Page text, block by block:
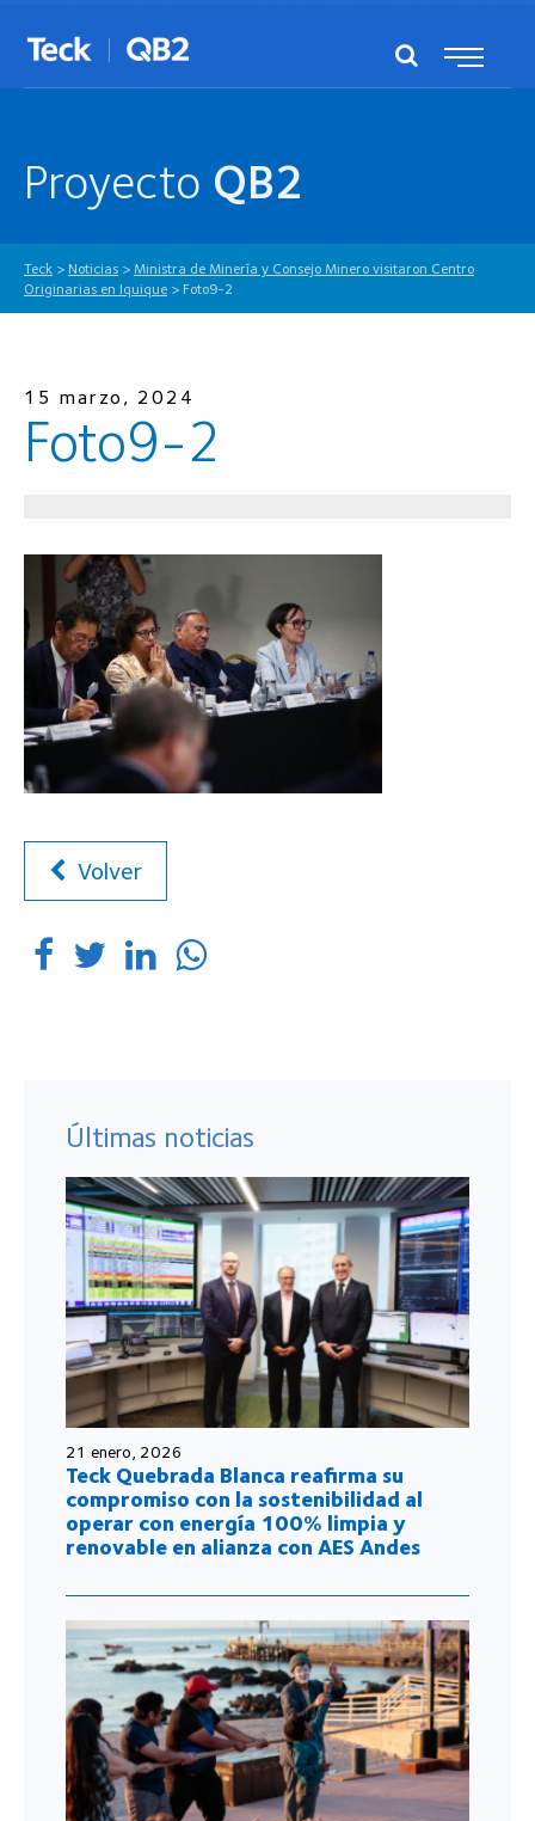
Proyecto QB2
Teck > Noticias > Ministra de Minería y Consejo Minero visitaron Centro
Originarias en Iquique > Foto9-2
15 marzo, 2024
Foto9-2
Volver
Últimas noticias
21 enero, 2026
Teck Quebrada Blanca reafirma su
compromiso con la sostenibilidad al
operar con energía 100% limpia y
renovable en alianza con AES Andes